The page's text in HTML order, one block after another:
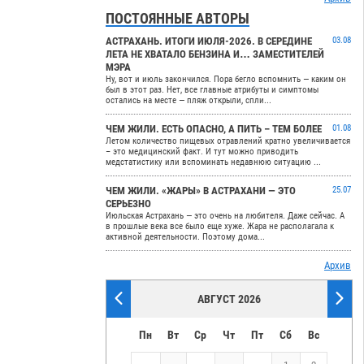
ПОСТОЯННЫЕ АВТОРЫ
АСТРАХАНЬ. ИТОГИ ИЮЛЯ-2026. В СЕРЕДИНЕ
ЛЕТА НЕ ХВАТАЛО БЕНЗИНА И… ЗАМЕСТИТЕЛЕЙ
МЭРА
03.08
Ну, вот и июль закончился. Пора бегло вспомнить — каким он
был в этот раз. Нет, все главные атрибуты и симптомы
остались на месте — пляж открыли, спли...
ЧЕМ ЖИЛИ. ЕСТЬ ОПАСНО, А ПИТЬ – ТЕМ БОЛЕЕ
01.08
Летом количество пищевых отравлений кратно увеличивается
– это медицинский факт. И тут можно приводить
медстатистику или вспоминать недавнюю ситуацию ...
ЧЕМ ЖИЛИ. «ЖАРЫ» В АСТРАХАНИ — ЭТО
СЕРЬЕЗНО
25.07
Июльская Астрахань — это очень на любителя. Даже сейчас. А
в прошлые века все было еще хуже. Жара не располагала к
активной деятельности. Поэтому дома...
Архив
АВГУСТ 2026
Пн Вт Ср Чт Пт Сб Вс